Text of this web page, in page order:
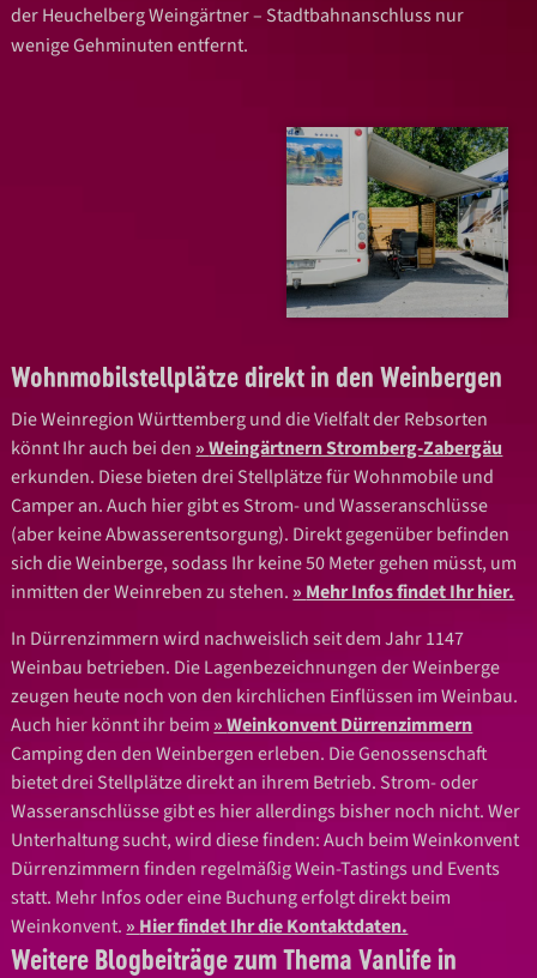
der Heuchelberg Weingärtner – Stadtbahnanschluss nur
wenige Gehminuten entfernt.
Wohnmobilstellplätze direkt in den Weinbergen
Die Weinregion Württemberg und die Vielfalt der Rebsorten
könnt Ihr auch bei den
Weingärtnern Stromberg-Zabergäu
erkunden. Diese bieten drei Stellplätze für Wohnmobile und
Camper an. Auch hier gibt es Strom- und Wasseranschlüsse
(aber keine Abwasserentsorgung). Direkt gegenüber befinden
sich die Weinberge, sodass Ihr keine 50 Meter gehen müsst, um
inmitten der Weinreben zu stehen.
Mehr Infos findet Ihr hier.
In Dürrenzimmern wird nachweislich seit dem Jahr 1147
Weinbau betrieben. Die Lagenbezeichnungen der Weinberge
zeugen heute noch von den kirchlichen Einflüssen im Weinbau.
Auch hier könnt ihr beim
Weinkonvent Dürrenzimmern
Camping den den Weinbergen erleben. Die Genossenschaft
bietet drei Stellplätze direkt an ihrem Betrieb. Strom- oder
Wasseranschlüsse gibt es hier allerdings bisher noch nicht. Wer
Unterhaltung sucht, wird diese finden: Auch beim Weinkonvent
Dürrenzimmern finden regelmäßig Wein-Tastings und Events
statt. Mehr Infos oder eine Buchung erfolgt direkt beim
Weinkonvent.
Hier findet Ihr die Kontaktdaten.
Weitere Blogbeiträge zum Thema Vanlife in